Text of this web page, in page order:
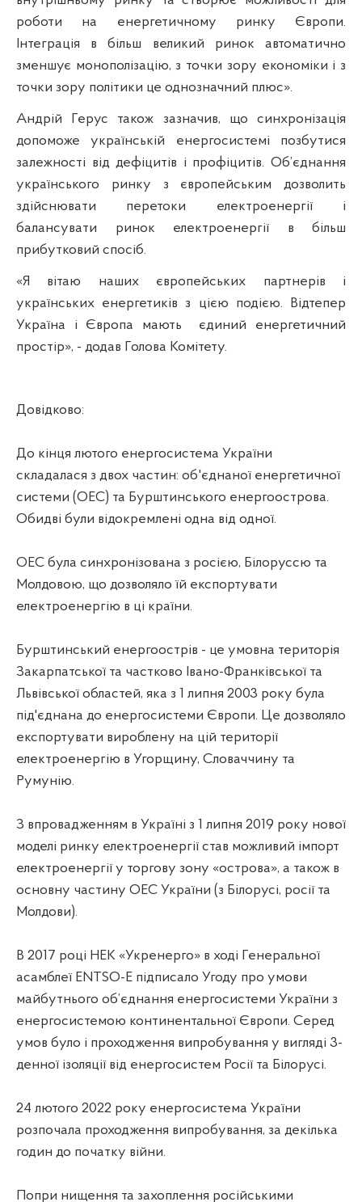
роботи на енергетичному ринку Європи.
Інтеграція в більш великий ринок автоматично
зменшує монополізацію, з точки зору економіки і з
точки зору політики це однозначний плюс».
Андрій Герус також зазначив, що синхронізація
допоможе українській енергосистемі позбутися
залежності від дефіцитів і профіцитів. Об’єднання
українського ринку з європейським дозволить
здійснювати перетоки електроенергії і
балансувати ринок електроенергії в більш
прибутковий спосіб.
«Я вітаю наших європейських партнерів і
українських енергетиків з цією подією. Відтепер
Україна і Європа мають
єдиний енергетичний
простір», - додав Голова Комітету.
Довідково:
До кінця лютого енергосистема України
складалася з двох частин: об'єднаної енергетичної
системи (ОЕС) та Бурштинського енергоострова.
Обидві були відокремлені одна від одної.
ОЕС була синхронізована з росією, Білоруссю та
Молдовою, що дозволяло їй експортувати
електроенергію в ці країни.
Бурштинський енергоострів - це умовна територія
Закарпатської та частково Івано-Франківської та
Львівської областей, яка з 1 липня 2003 року була
під'єднана до енергосистеми Європи. Це дозволяло
експортувати вироблену на цій території
електроенергію в Угорщину, Словаччину та
Румунію.
З впровадженням в Україні з 1 липня 2019 року нової
моделі ринку електроенергії став можливий імпорт
електроенергії у торгову зону «острова», а також в
основну частину ОЕС України (з Білорусі, росії та
Молдови).
В 2017 році НЕК «Укренерго» в ході Генеральної
асамблеї ENTSO-E підписало Угоду про умови
майбутнього об’єднання енергосистеми України з
енергосистемою континентальної Європи. Серед
умов було і проходження випробування у вигляді 3-
денної ізоляції від енергосистем Росії та Білорусі.
24 лютого 2022 року енергосистема України
розпочала проходження випробування, за декілька
годин до початку війни.
Попри нищення та захоплення російськими